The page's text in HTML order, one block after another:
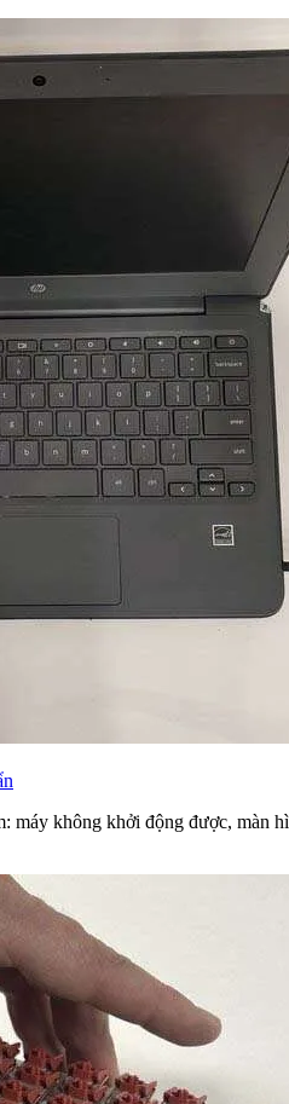
máy không khởi động được, màn